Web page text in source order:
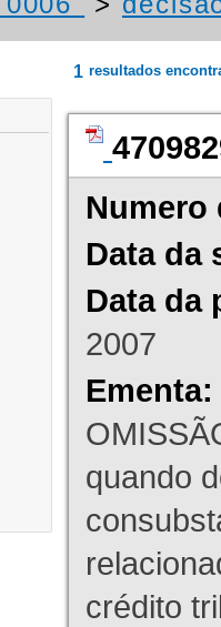
1 resultados
Numero
Data da
Data da
2007
Ementa:
quando
crédito